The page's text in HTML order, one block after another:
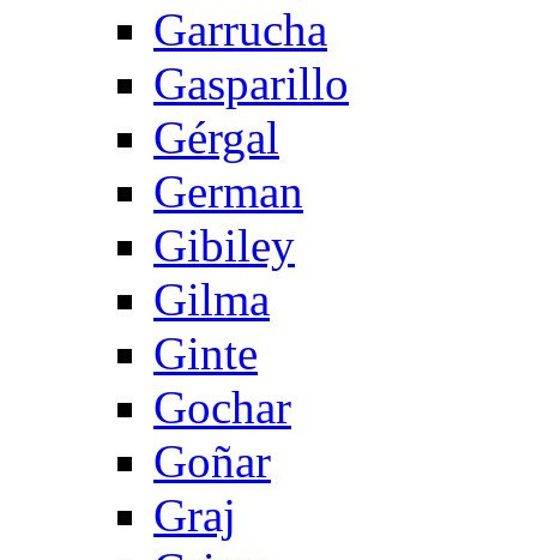
Garrucha
Gasparillo
Gérgal
German
Gibiley
Gilma
Ginte
Gochar
Goñar
Graj